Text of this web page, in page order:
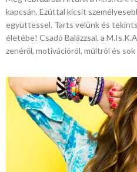
kapcsán. Ezúttal kicsit
együttessel. Tarts velünk és
életébe! Csadó Balázzsal, a
zenéről, motivációról, múltról és sok